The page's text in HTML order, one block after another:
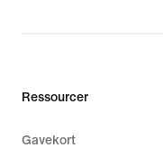
Ressourcer
Gavekort